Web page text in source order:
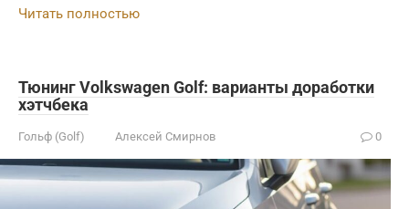
Читать полностью
Тюнинг Volkswagen Golf: варианты доработки
хэтчбека
Гольф (Golf) Алексей Смирнов 0